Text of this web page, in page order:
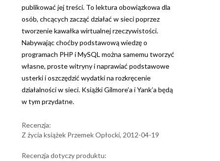
publikować jej treści. To lektura obowiązkowa dla
osób, chcących zacząć działać w sieci poprzez
tworzenie kawałka wirtualnej rzeczywistości.
Nabywając choćby podstawową wiedzę o
programach PHP i MySQL można samemu tworzyć
własne, proste witryny i naprawiać podstawowe
usterki i oszczędzić wydatki na rozkręcenie
działalności w sieci. Książki Gilmore’a i Yank’a będą
w tym przydatne.
Recenzja:
Z życia książek Przemek Opłocki, 2012-04-19
Recenzja dotyczy produktu: